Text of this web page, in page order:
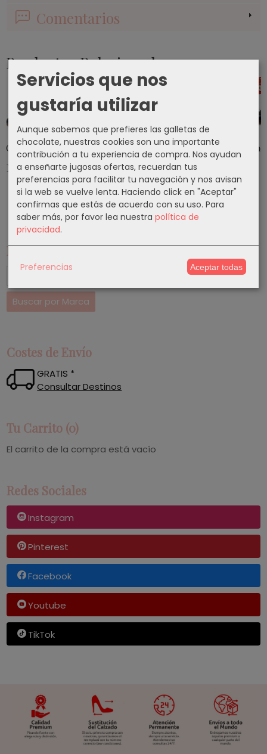
Marcas
Costes de Envío
GRATIS *
Consultar Destinos
Tu Carrito (0)
El carrito de la compra está vacío
Redes Sociales
Instagram
Pinterest
Facebook
Youtube
TikTok
Comentarios
Productos Relacionados
Calzado Flamenco Modelo EX006
140,50 €
Calzado Flamenco Modelo EX011
140,50 €
Calzado Flamenco Modelo
140,50 €
Calzado
152,90 €
Servicios que nos
gustaría utilizar
Aunque sabemos que prefieres las galletas de
chocolate, nuestras cookies son una importante
contribución a tu experiencia de compra. Nos ayudan
a enseñarte jugosas ofertas, recuerdan tus
preferencias para facilitar tu navegación y nos avisan
si la web se vuelve lenta. Haciendo click en "Aceptar"
confirmas que estás de acuerdo con su uso. Para
saber más, por favor lea nuestra política de
privacidad.
Preferencias Aceptar todas